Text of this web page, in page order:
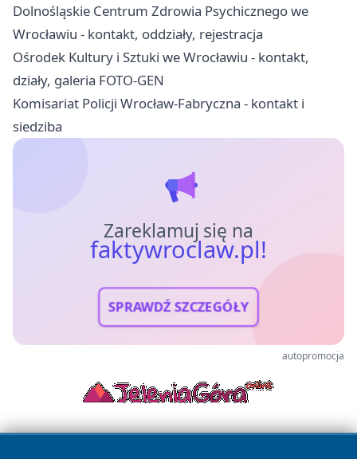
Dolnośląskie Centrum Zdrowia Psychicznego we
Wrocławiu - kontakt, oddziały, rejestracja
Ośrodek Kultury i Sztuki we Wrocławiu - kontakt,
działy, galeria FOTO-GEN
Komisariat Policji Wrocław-Fabryczna - kontakt i
siedziba
Zareklamuj się na
faktywroclaw.pl!
SPRAWDŹ SZCZEGÓŁY
autopromocja